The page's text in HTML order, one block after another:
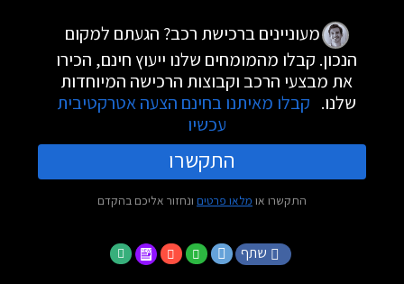
מעוניינים ברכישת רכב? הגעתם למקום
הנכון. קבלו מהמומחים שלנו ייעוץ חינם, הכירו
את מבצעי הרכב וקבוצות הרכישה המיוחדות
שלנו. קבלו מאיתנו בחינם הצעה אטרקטיבית
עכשיו
התקשרו
התקשרו או מלאו פרטים ונחזור אליכם בהקדם
שתף